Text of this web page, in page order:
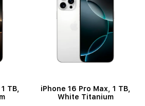
TB,
iPhone 16 Pro Max, 1 TB,
White Titanium